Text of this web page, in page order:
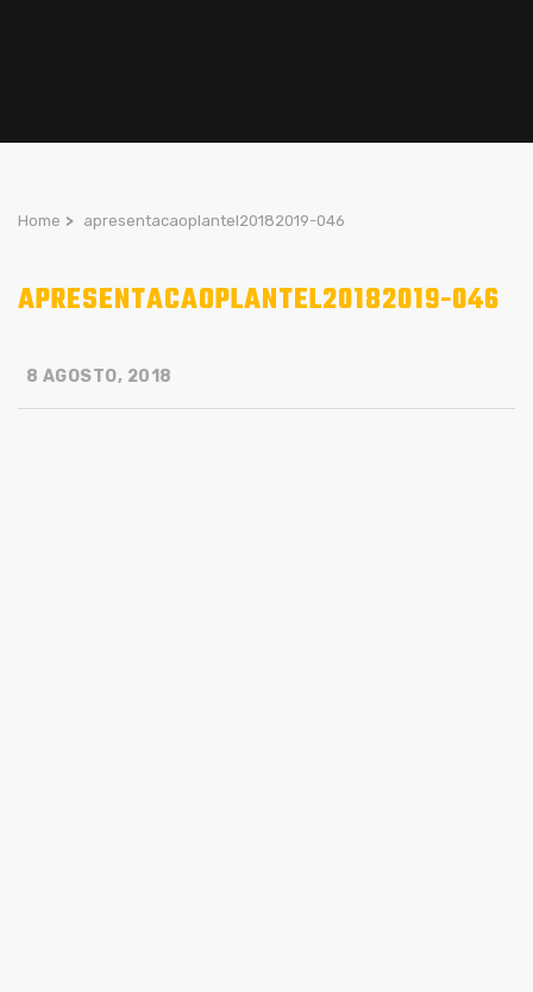
Home > apresentacaoplantel20182019-046
APRESENTACAOPLANTEL20182019-046
8 AGOSTO, 2018